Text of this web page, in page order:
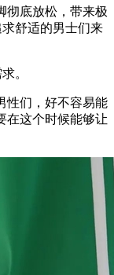
底放松，带来极
求舒适的男士们来
。
们，好不容易能
在这个时候能够让